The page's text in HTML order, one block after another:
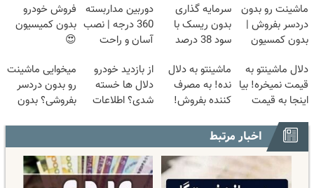
ماشینت رو بدون
دردسر بفروش |
بدون کمسیون
سرمایه گذاری
بدون ریسک با
سود 38 درصد
دوربین مداربسته
360 درجه | نصب
آسان و راحت
فروش خودرو
بدون کمیسیون
😍
دلال ماشینتو به
قیمت نمیخره! بیا
اینجا به قیمت
خریدار واقعی*
ماشینتو به دلال
نده! به مصرف
کننده بفروش!
یک تماس
از بازدید خودرو
دلال ها خسته
شدی؟ اطلاعات
میخوایی ماشینت
رو بدون دردسر
بفروشی؟ بدون
اخبار مرتبط